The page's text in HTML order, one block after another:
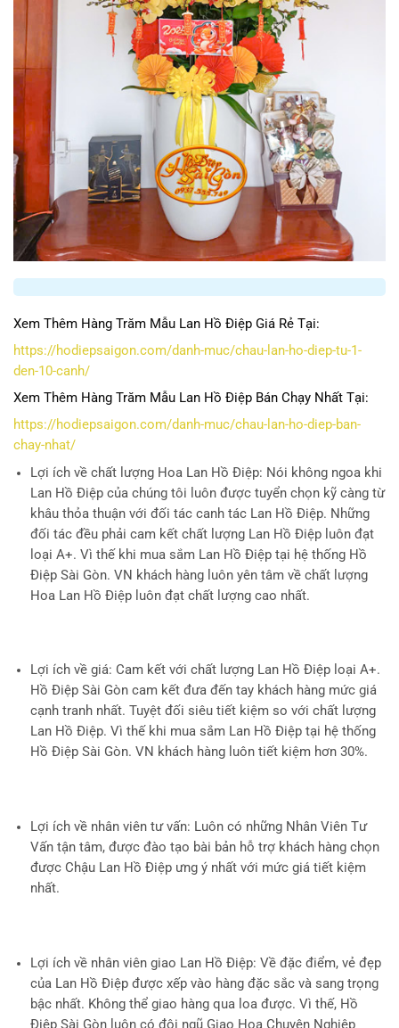
Xem Thêm Hàng Trăm Mẫu Lan Hồ Điệp Giá Rẻ Tại:
https://hodiepsaigon.com/danh-muc/chau-lan-ho-diep-tu-1-
den-10-canh/
Xem Thêm Hàng Trăm Mẫu Lan Hồ Điệp Bán Chạy Nhất Tại:
https://hodiepsaigon.com/danh-muc/chau-lan-ho-diep-ban-
chay-nhat/
Lợi ích về chất lượng Hoa Lan Hồ Điệp: Nói không ngoa khi
Lan Hồ Điệp của chúng tôi luôn được tuyển chọn kỹ càng từ
khâu thỏa thuận với đối tác canh tác Lan Hồ Điệp. Những
đối tác đều phải cam kết chất lượng Lan Hồ Điệp luôn đạt
loại A+. Vì thế khi mua sắm Lan Hồ Điệp tại hệ thống Hồ
Điệp Sài Gòn. VN khách hàng luôn yên tâm về chất lượng
Hoa Lan Hồ Điệp luôn đạt chất lượng cao nhất.
Lợi ích về giá: Cam kết với chất lượng Lan Hồ Điệp loại A+.
Hồ Điệp Sài Gòn cam kết đưa đến tay khách hàng mức giá
cạnh tranh nhất. Tuyệt đối siêu tiết kiệm so với chất lượng
Lan Hồ Điệp. Vì thế khi mua sắm Lan Hồ Điệp tại hệ thống
Hồ Điệp Sài Gòn. VN khách hàng luôn tiết kiệm hơn 30%.
Lợi ích về nhân viên tư vấn: Luôn có những Nhân Viên Tư
Vấn tận tâm, được đào tạo bài bản hỗ trợ khách hàng chọn
được Chậu Lan Hồ Điệp ưng ý nhất với mức giá tiết kiệm
nhất.
Lợi ích về nhân viên giao Lan Hồ Điệp: Về đặc điểm, vẻ đẹp
của Lan Hồ Điệp được xếp vào hàng đặc sắc và sang trọng
bậc nhất. Không thể giao hàng qua loa được. Vì thế, Hồ
Điệp Sài Gòn luôn có đội ngũ Giao Hoa Chuyên Nghiệp